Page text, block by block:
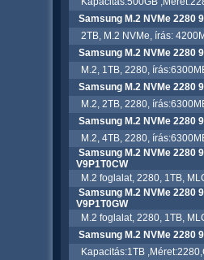
Samsung M.2 NVMe 2280
2TB, M.2 NVMe, írás:
Samsung M.2 NVMe 2280
M.2, 1TB, 2280,
Samsung M.2 NVMe 2280
M.2, 2TB, 2280,
Samsung M.2 NVMe 2280
M.2, 4TB, 2280,
Samsung M.2 NVMe 2280
V9P1T0CW
M.2 foglalat, 2280, 1TB,
Samsung M.2 NVMe 2280
V9P1T0GW
M.2 foglalat, 2280, 1TB,
Samsung M.2 NVMe 2280
Kapacitás:1TB